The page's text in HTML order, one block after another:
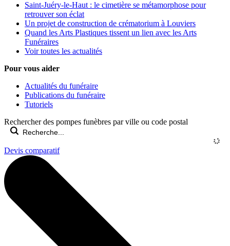
Saint-Juéry-le-Haut : le cimetière se métamorphose pour
retrouver son éclat
Un projet de construction de crématorium à Louviers
Quand les Arts Plastiques tissent un lien avec les Arts
Funéraires
Voir toutes les actualités
Pour vous aider
Actualités du funéraire
Publications du funéraire
Tutoriels
Rechercher des pompes funèbres par ville ou code postal
Devis comparatif